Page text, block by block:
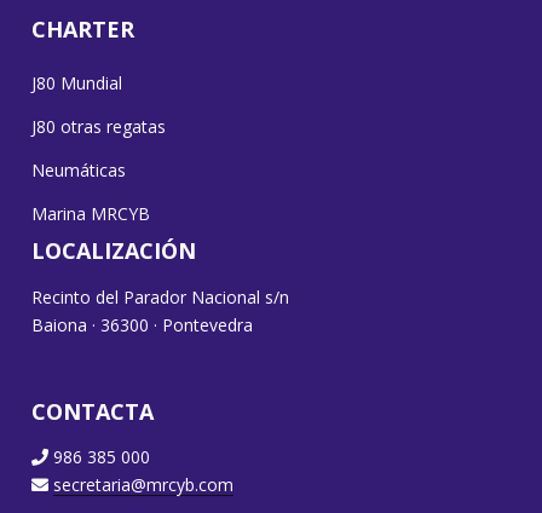
CHARTER
J80 Mundial
J80 otras regatas
Neumáticas
Marina MRCYB
LOCALIZACIÓN
Recinto del Parador Nacional s/n
Baiona · 36300 · Pontevedra
CONTACTA
986 385 000
secretaria@mrcyb.com